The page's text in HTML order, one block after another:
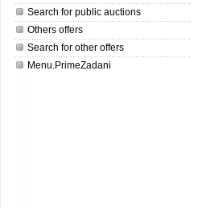
Search for public auctions
Others offers
Search for other offers
Menu.PrimeZadani